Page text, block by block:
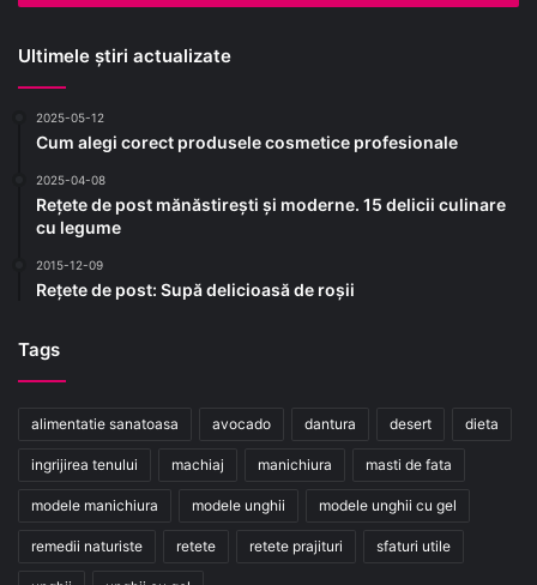
Ultimele știri actualizate
2025-05-12
Cum alegi corect produsele cosmetice profesionale
2025-04-08
Rețete de post mănăstirești și moderne. 15 delicii culinare
cu legume
2015-12-09
Rețete de post: Supă delicioasă de roșii
Tags
alimentatie sanatoasa avocado dantura desert dieta
ingrijirea tenului machiaj manichiura masti de fata
modele manichiura modele unghii modele unghii cu gel
remedii naturiste retete retete prajituri sfaturi utile